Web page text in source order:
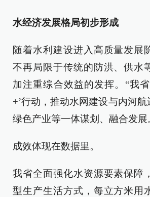
水经济发展格局初步形成
随着水利建设进入高质量发展
不再局限于传统的防洪、供水
加注重综合效益的发挥。“我
+’行动，推动水网建设与内河航
绿色产业等一体谋划、融合发展
成效体现在数据里。
我省全面强化水资源要素保障
型生产生活方式，每立方米用